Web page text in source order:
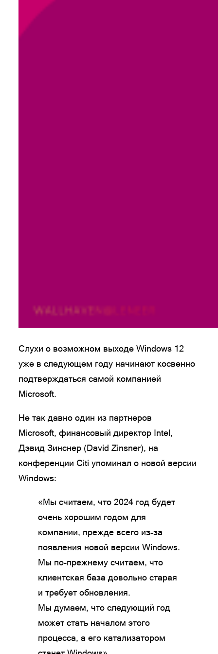
Слухи о возможном выходе Windows 12
уже в следующем году начинают косвенно
подтверждаться самой компанией
Microsoft.
Не так давно один из партнеров
Microsoft, финансовый директор Intel,
Дэвид Зинснер (David Zinsner), на
конференции Citi упоминал о новой версии
Windows:
«Мы считаем, что 2024 год будет
очень хорошим годом для
компании, прежде всего из-за
появления новой версии Windows.
Мы по-прежнему считаем, что
клиентская база довольно старая
и требует обновления.
Мы думаем, что следующий год
может стать началом этого
процесса, а его катализатором